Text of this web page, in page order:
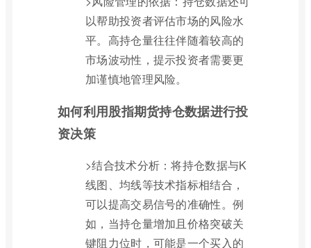
以帮助投资者评估市场的风险水
平。高持仓量往往伴随着较高的
市场波动性，提示投资者需要更
加谨慎地管理风险。
如何利用股指期货持仓数据进行投
资决策
>结合技术分析：将持仓数据与K
线图、均线等技术指标相结合，
可以提高交易信号的准确性。例
如，当持仓量增加且价格突破关
键阻力位时，可能是一个买入的